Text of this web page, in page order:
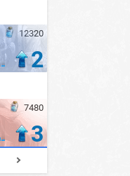
12320
2
7480
3